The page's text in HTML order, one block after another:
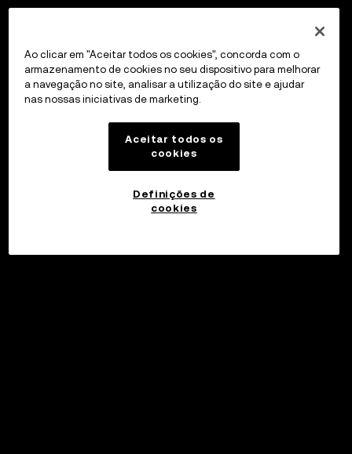
Ao clicar em "Aceitar todos os cookies", concorda com o
armazenamento de cookies no seu dispositivo para melhorar
a navegação no site, analisar a utilização do site e ajudar
nas nossas iniciativas de marketing.
Aceitar todos os
cookies
Definições de
cookies